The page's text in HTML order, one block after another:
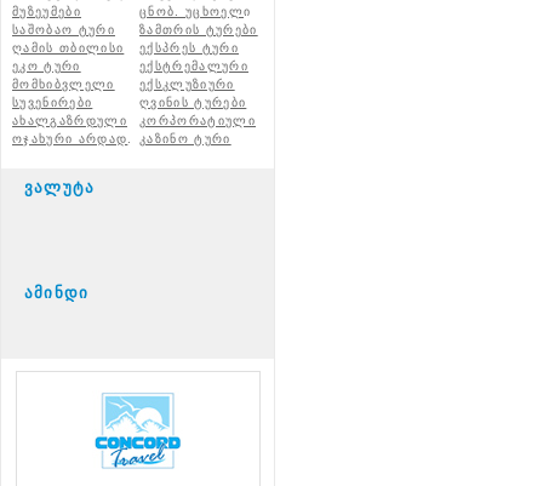
მუზეუმები ცნობ. უცხოელი
საშობაო ტური
ზამთრის ტურები
ღამის თბილისი
ექსპრეს ტური
ეკო ტური
ექსტრემალური
მომხიბვლელი
ექსკლუზიური
სუვენირები
ღვინის ტურები
ახალგაზრდული
კორპორატიული
ოჯახური არდად
კაზინო ტური
ვალუტა
ამინდი